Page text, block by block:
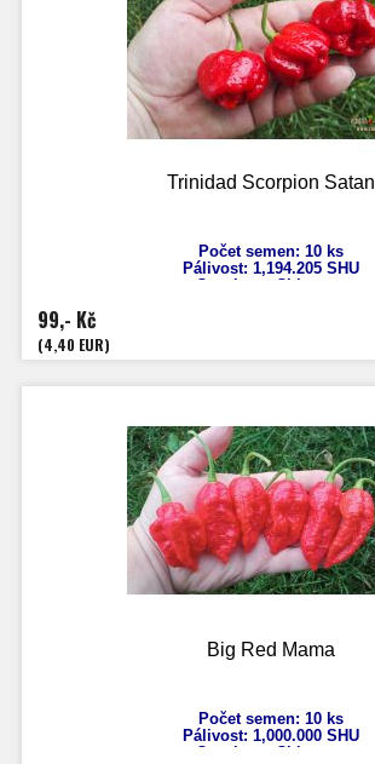
Trinidad Scorpion Satan
Počet semen: 10 ks
Pálivost: 1,194.205 SHU
Capsicum Chinense
99,- Kč
(4,40 EUR)
Big Red Mama
Počet semen: 10 ks
Pálivost: 1,000.000 SHU
Capsicum Chinense